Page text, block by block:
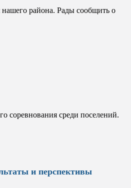
района. Рады сообщить о
соревнования среди поселений.
и перспективы